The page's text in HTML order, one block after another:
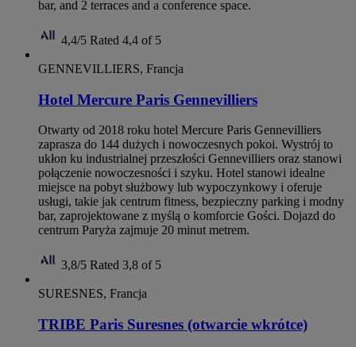
bar, and 2 terraces and a conference space.
4,4/5 Rated 4,4 of 5
GENNEVILLIERS, Francja
Hotel Mercure Paris Gennevilliers
Otwarty od 2018 roku hotel Mercure Paris Gennevilliers
zaprasza do 144 dużych i nowoczesnych pokoi. Wystrój to
ukłon ku industrialnej przeszłości Gennevilliers oraz stanowi
połączenie nowoczesności i szyku. Hotel stanowi idealne
miejsce na pobyt służbowy lub wypoczynkowy i oferuje
usługi, takie jak centrum fitness, bezpieczny parking i modny
bar, zaprojektowane z myślą o komforcie Gości. Dojazd do
centrum Paryża zajmuje 20 minut metrem.
3,8/5 Rated 3,8 of 5
SURESNES, Francja
TRIBE Paris Suresnes (otwarcie wkrótce)